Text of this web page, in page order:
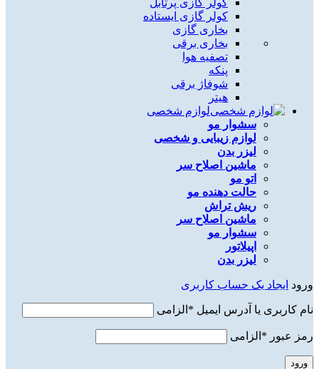
کولر گازی پرتابل
کولر گازی ایستاده
بخاری گازی
بخاری برقی
تصفیه هوا
پنکه
شوفاژ برقی
هیتر
لوازم شخصی
سشوار مو
لوازم زیبایی و شخصی
لیزر بدن
ماشین اصلاح سر
اتو مو
حالت دهنده مو
ریش تراش
ماشین اصلاح سر
سشوار مو
اپیلاتور
لیزر بدن
ورود ایجاد یک حساب کاربری
نام کاربری یا آدرس ایمیل * الزامی
رمز عبور * الزامی
ورود